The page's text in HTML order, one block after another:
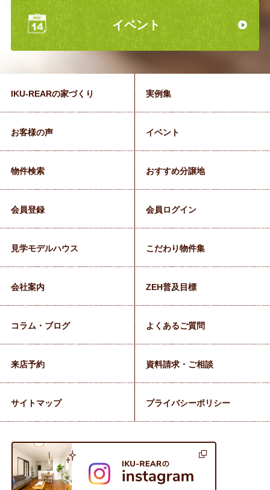
イベント
IKU-REARの家づくり 実例集
お客様の声 イベント
物件検索 おすすめ分譲地
会員登録 会員ログイン
見学モデルハウス こだわり物件集
会社案内 ZEH普及目標
コラム・ブログ よくあるご質問
来店予約 資料請求・ご相談
サイトマップ プライバシーポリシー